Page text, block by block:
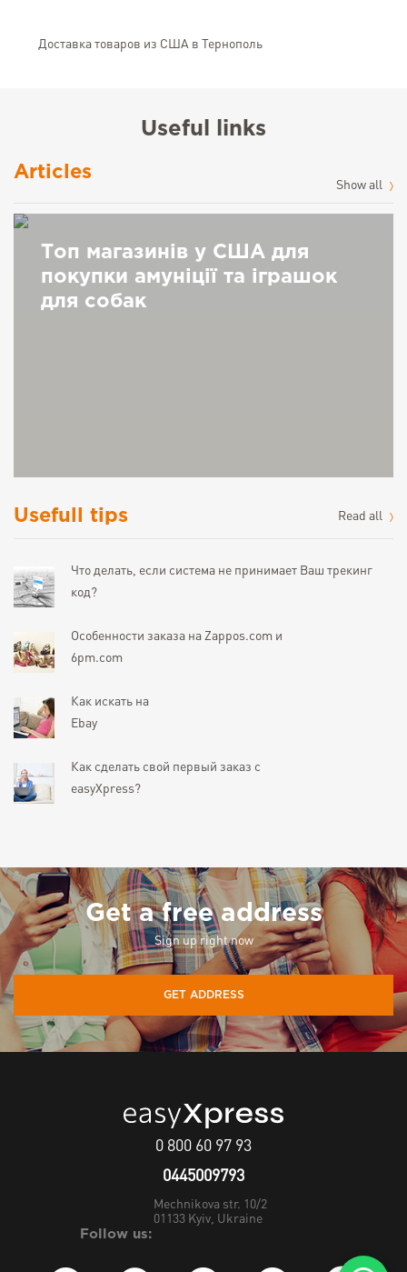
Доставка товаров из США в Тернополь
Useful links
Articles
Show all
Топ магазинів у США для
покупки амуніції та іграшок
для собак
Usefull tips Read all
Что делать, если система не принимает Ваш трекинг
код?
Особенности заказа на Zappos.com и
6pm.com
Как искать на
Ebay
Как сделать свой первый заказ с
easyXpress?
Get a free address
Sign up right now
GET ADDRESS
0 800 60 97 93
0445009793
Mechnikova str. 10/2
01133 Kyiv, Ukraine
Follow us: